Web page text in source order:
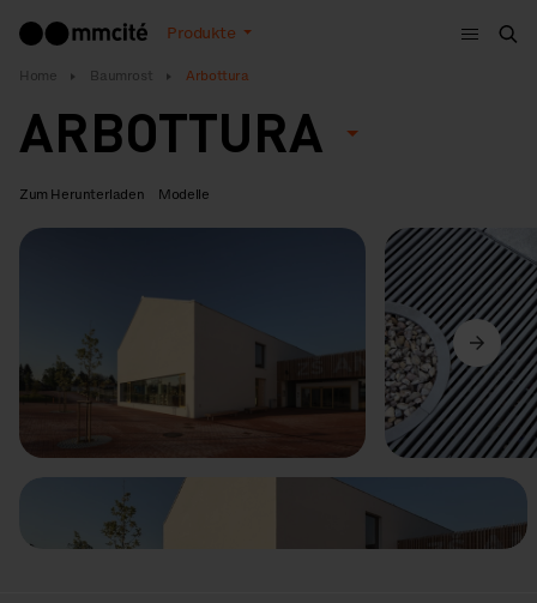
Produkte
Menu
Home Baumrost Arbottura
ARBOTTURA
Zum Herunterladen Modelle
Vorige Weiter